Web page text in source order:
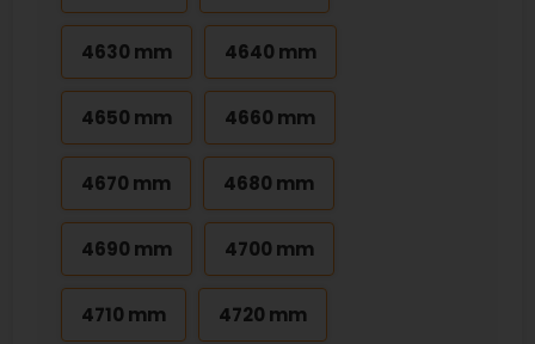
4630 mm 4640 mm
4650 mm 4660 mm
4670 mm 4680 mm
4690 mm 4700 mm
4710 mm 4720 mm